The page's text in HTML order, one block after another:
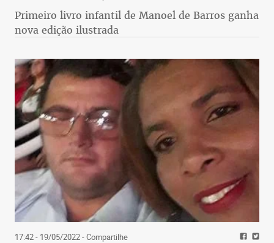
Primeiro livro infantil de Manoel de Barros ganha
nova edição ilustrada
17:42 - 19/05/2022- Compartilhe